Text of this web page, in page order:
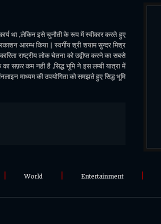
था ,लेकिन इसे चुनौती के रूप में स्वीकार करते हुए
आरम्भ किया | स्वर्गीय श्री शयाम सुन्दर मिश्र
राष्ट्रीय लोक चेतना को उद्वीप्त करने का सबसे
सफ़र कम नही है ,सिद्ध भूमि ने इस लम्बी यात्रा में
माध्यम की उपयोगिता को समझते हुए सिद्ध भूमि
World Entertainment